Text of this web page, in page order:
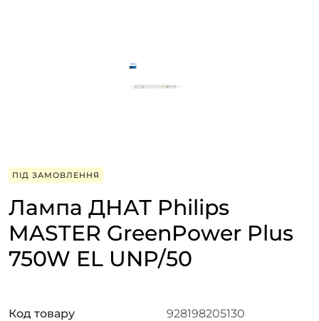
ПІД ЗАМОВЛЕННЯ
Лампа ДНАТ Philips
MASTER GreenPower Plus
750W EL UNP/50
Код товару
928198205130